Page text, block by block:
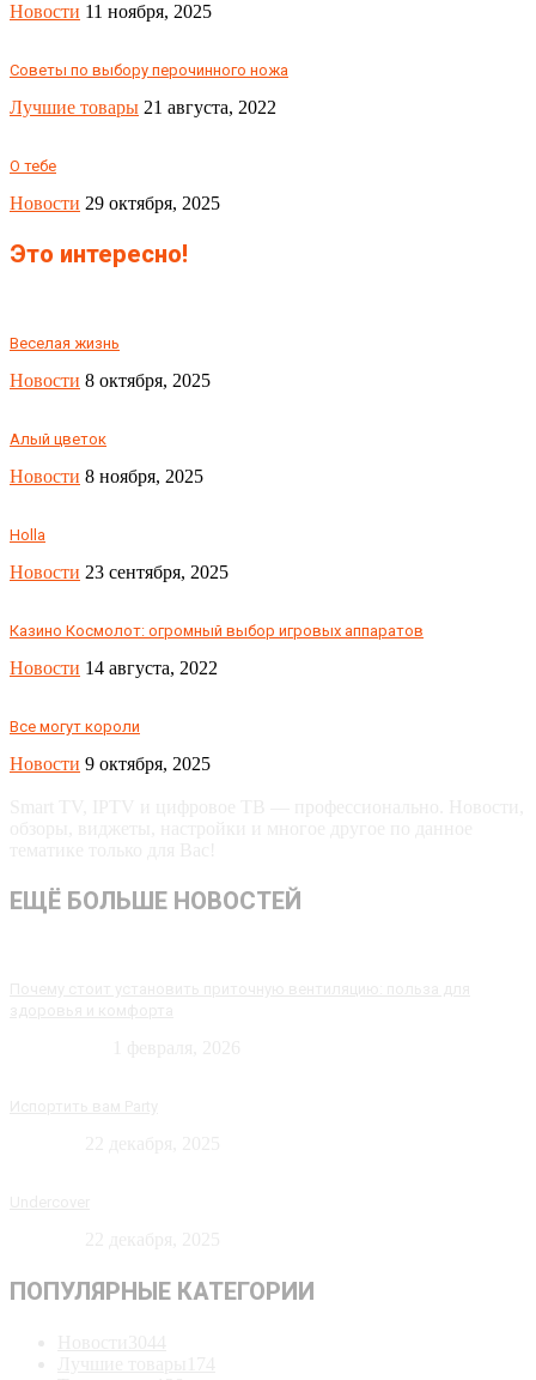
Новости 11 ноября, 2025
Советы по выбору перочинного ножа
Лучшие товары 21 августа, 2022
О тебе
Новости 29 октября, 2025
Это интересно!
Веселая жизнь
Новости 8 октября, 2025
Алый цветок
Новости 8 ноября, 2025
Holla
Новости 23 сентября, 2025
Казино Космолот: огромный выбор игровых аппаратов
Новости 14 августа, 2022
Все могут короли
Новости 9 октября, 2025
ЕЩЁ БОЛЬШЕ НОВОСТЕЙ
ПОПУЛЯРНЫЕ КАТЕГОРИИ